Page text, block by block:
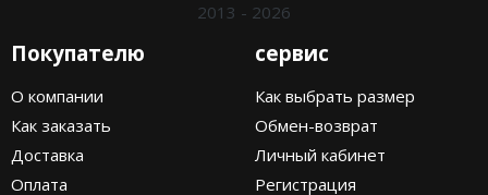
2013 - 2026
Покупателю
О компании
Как заказать
Доставка
Оплата
сервис
Как выбрать размер
Обмен-возврат
Личный кабинет
Регистрация